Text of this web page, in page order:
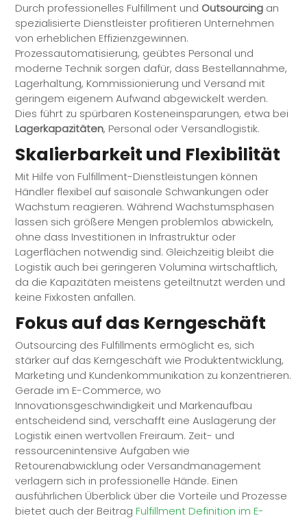
Durch professionelles Fulfillment und Outsourcing an
spezialisierte Dienstleister profitieren Unternehmen
von erheblichen Effizienzgewinnen.
Prozessautomatisierung, geübtes Personal und
moderne Technik sorgen dafür, dass Bestellannahme,
Lagerhaltung, Kommissionierung und Versand mit
geringem eigenem Aufwand abgewickelt werden.
Dies führt zu spürbaren Kosteneinsparungen, etwa bei
Lagerkapazitäten, Personal oder Versandlogistik.
Skalierbarkeit und Flexibilität
Mit Hilfe von Fulfillment-Dienstleistungen können
Händler flexibel auf saisonale Schwankungen oder
Wachstum reagieren. Während Wachstumsphasen
lassen sich größere Mengen problemlos abwickeln,
ohne dass Investitionen in Infrastruktur oder
Lagerflächen notwendig sind. Gleichzeitig bleibt die
Logistik auch bei geringeren Volumina wirtschaftlich,
da die Kapazitäten meistens geteiltnutzt werden und
keine Fixkosten anfallen.
Fokus auf das Kerngeschäft
Outsourcing des Fulfillments ermöglicht es, sich
stärker auf das Kerngeschäft wie Produktentwicklung,
Marketing und Kundenkommunikation zu konzentrieren.
Gerade im E-Commerce, wo
Innovationsgeschwindigkeit und Markenaufbau
entscheidend sind, verschafft eine Auslagerung der
Logistik einen wertvollen Freiraum. Zeit- und
ressourcenintensive Aufgaben wie
Retourenabwicklung oder Versandmanagement
verlagern sich in professionelle Hände. Einen
ausführlichen Überblick über die Vorteile und Prozesse
bietet auch der BeitragFulfillmentDefinition im E-